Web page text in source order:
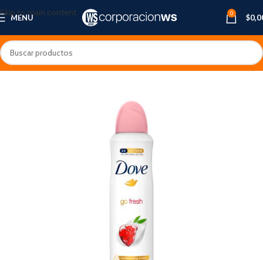
Skip to main content
MENU 0 $